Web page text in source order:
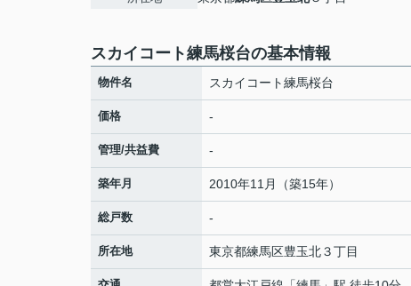
スカイコート練馬桜台の基本情報
物件名 スカイコート練馬桜台
価格 -
管理/共益費 -
築年月 2010年11月（築15年）
総戸数 -
所在地 東京都練馬区豊玉北３丁目